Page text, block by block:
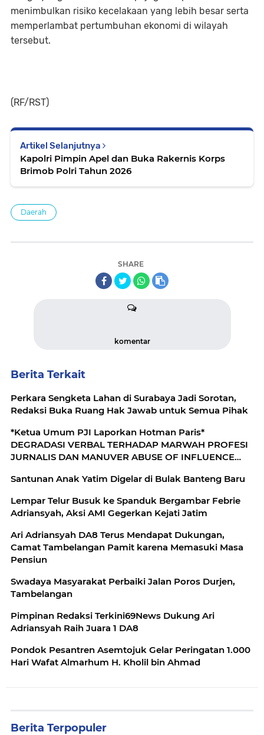
menimbulkan risiko kecelakaan yang lebih besar serta
memperlambat pertumbuhan ekonomi di wilayah
tersebut.
(RF/RST)
Artikel Selanjutnya
Kapolri Pimpin Apel dan Buka Rakernis Korps
Brimob Polri Tahun 2026
Daerah
SHARE
komentar
Berita Terkait
Perkara Sengketa Lahan di Surabaya Jadi Sorotan,
Redaksi Buka Ruang Hak Jawab untuk Semua Pihak
*Ketua Umum PJI Laporkan Hotman Paris*
DEGRADASI VERBAL TERHADAP MARWAH PROFESI
JURNALIS DAN MANUVER ABUSE OF INFLUENCE
Santunan Anak Yatim Digelar di Bulak Banteng Baru
Lempar Telur Busuk ke Spanduk Bergambar Febrie
Adriansyah, Aksi AMI Gegerkan Kejati Jatim
Ari Adriansyah DA8 Terus Mendapat Dukungan,
Camat Tambelangan Pamit karena Memasuki Masa
Pensiun
Swadaya Masyarakat Perbaiki Jalan Poros Durjen,
Tambelangan
Pimpinan Redaksi Terkini69News Dukung Ari
Adriansyah Raih Juara 1 DA8
Pondok Pesantren Asemtojuk Gelar Peringatan 1.000
Hari Wafat Almarhum H. Kholil bin Ahmad
Berita Terpopuler